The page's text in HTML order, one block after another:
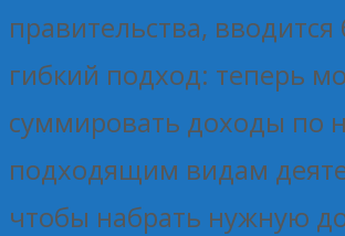
правительства, вводится
гибкий подход: теперь
суммировать доходы по
подходящим видам
чтобы набрать нужную